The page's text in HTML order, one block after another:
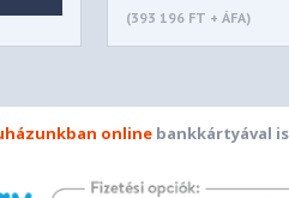
(393 196 FT + ÁFA)
online bankkártyával